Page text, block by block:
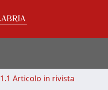
1.1 Articolo in rivista